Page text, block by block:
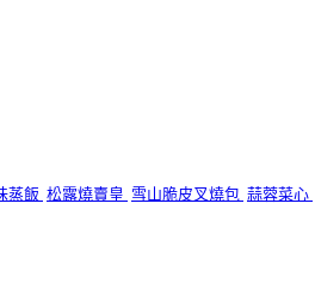
蒸飯 松露燒賣皇 雪山脆皮叉燒包 蒜蓉菜心